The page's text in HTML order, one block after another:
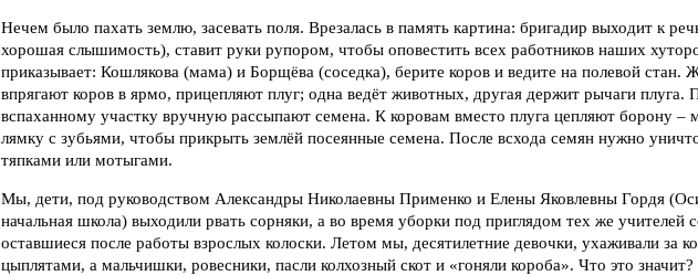
Нечем было пахать землю, засевать поля. Врезалась в память картина: бригадир выходит к
хорошая слышимость), ставит руки рупором, чтобы оповестить всех работников наших
приказывает: Кошлякова (мама) и Борщёва (соседка), берите коров и ведите на полевой стан.
впрягают коров в ярмо, прицепляют плуг; одна ведёт животных, другая держит рычаги плуга.
вспаханному участку вручную рассыпают семена. К коровам вместо плуга цепляют борону –
лямку с зубьями, чтобы прикрыть землёй посеянные семена. После всхода семян нужно
тяпками или мотыгами.
Мы, дети, под руководством Александры Николаевны Применко и Елены Яковлевны Гордя
начальная школа) выходили рвать сорняки, а во время уборки под приглядом тех же учителей
оставшиеся после работы взрослых колоски. Летом мы, десятилетние девочки, ухаживали за
цыплятами, а мальчишки, ровесники, пасли колхозный скот и «гоняли короба». Что это